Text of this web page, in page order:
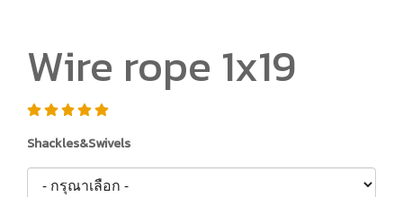
Wire rope 1x19
Shackles&Swivels